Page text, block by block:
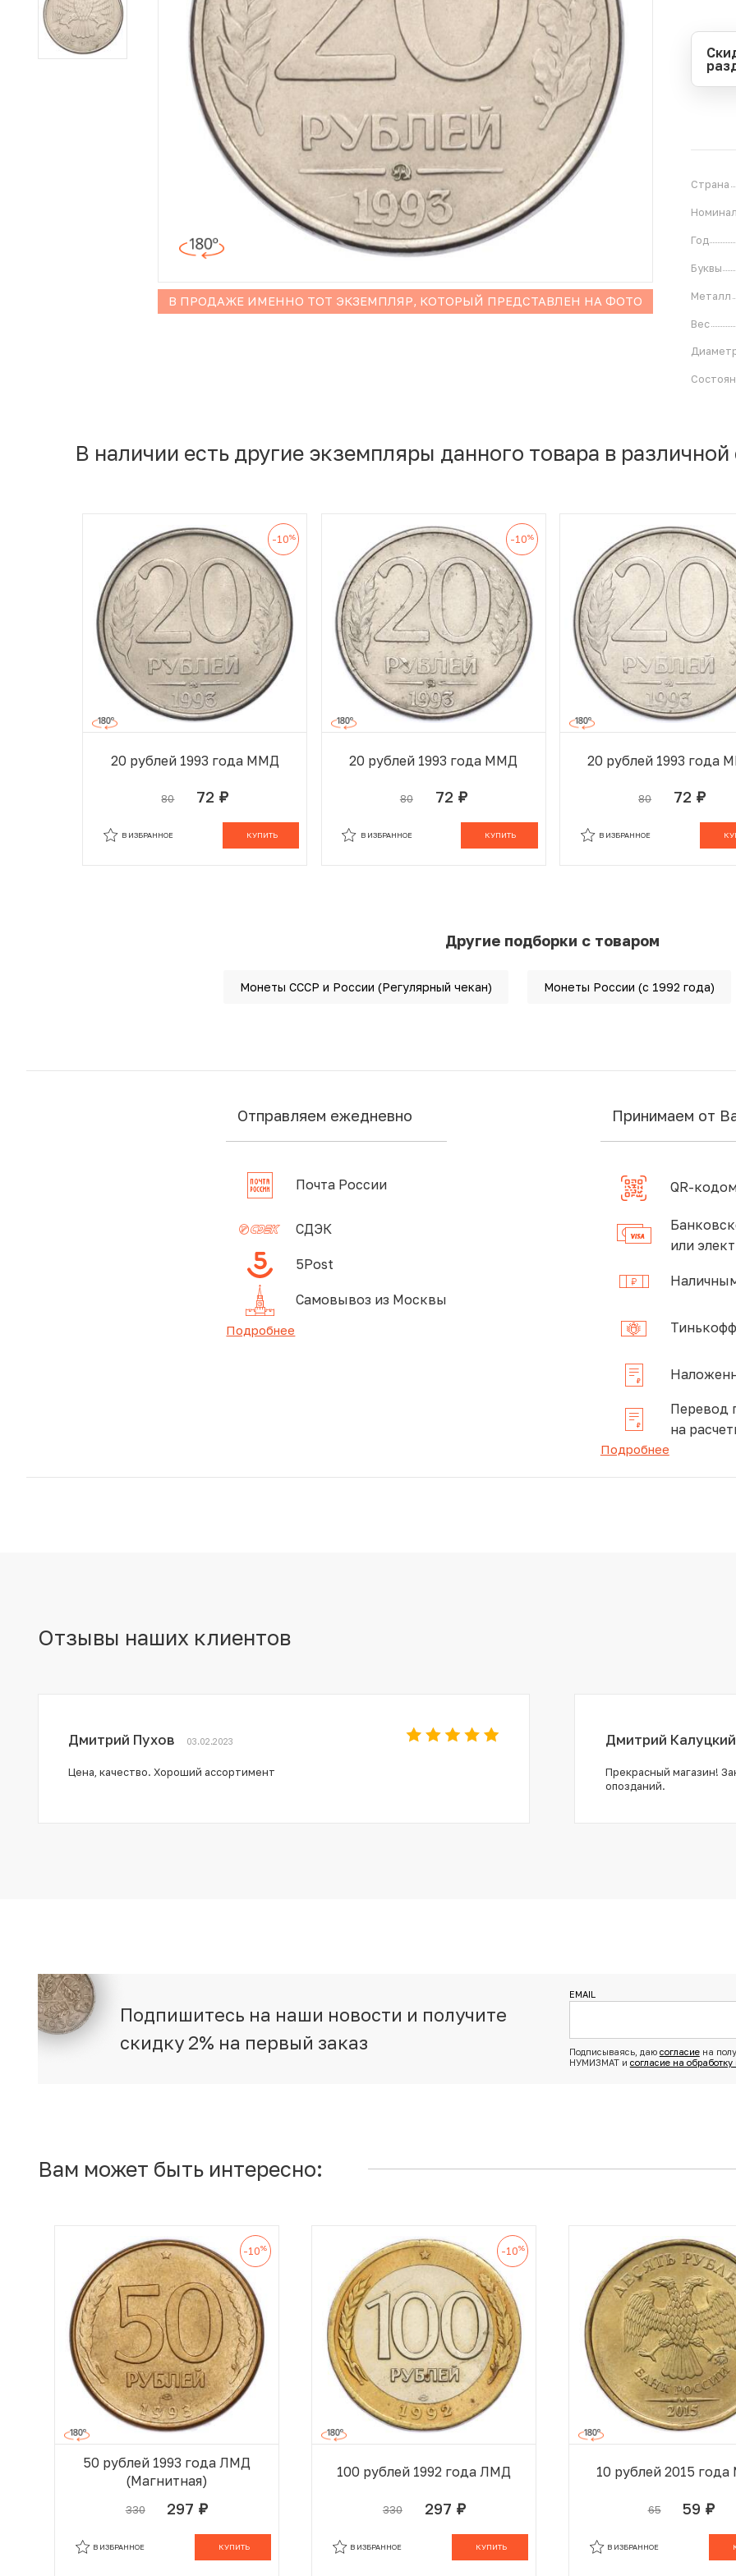
Иностранные монеты
Неофициальные выпуски монет (Unusual)
Античные и средневековые монеты
В ПРОДАЖЕ ИМЕННО ТОТ ЭКЗЕМПЛЯР, КОТОРЫЙ ПРЕДСТАВЛЕН НА ФОТО
Страна
Номинал
Год
Буквы
Металл
Вес
В наличии есть другие экземпляры данного товара в различной
-10%
20 рублей 1993 года ММД
80 72 руб.
КУПИТЬ
В ИЗБРАННОЕ
-10%
20 рублей 1993 года ММД
80 72 руб.
КУПИТЬ
В ИЗБРАННОЕ
20 рублей 1993 года
80 72 руб.
В ИЗБРАННОЕ
Другие подборки с товаром
Монеты СССР и России (Регулярный чекан) Монеты России (с 1992 года)
Отправляем ежедневно
Почта России
СДЭК
5Post
Самовывоз из Москвы
Подробнее
Принимаем от
QR-
или
Перевод
на
Подробнее
Отзывы наших клиентов
Дмитрий Пухов 03.02.2023
Цена, качество. Хороший ассортимент
Дмитрий Калуцкий
Прекрасный магазин!
опозданий.
Подпишитесь на наши новости и получите
скидку 2% на первый заказ
EMAIL
Подписываясь, даю согласиена
НУМИЗМАТ и согласие на
Вам может быть интересно:
-10%
50 рублей 1993 года ЛМД
(Магнитная)
330 297 руб.
КУПИТЬ
В ИЗБРАННОЕ
-10%
100 рублей 1992 года ЛМД
330 297 руб.
КУПИТЬ
В ИЗБРАННОЕ
10 рублей 2015
65 59 руб.
В ИЗБРАННОЕ